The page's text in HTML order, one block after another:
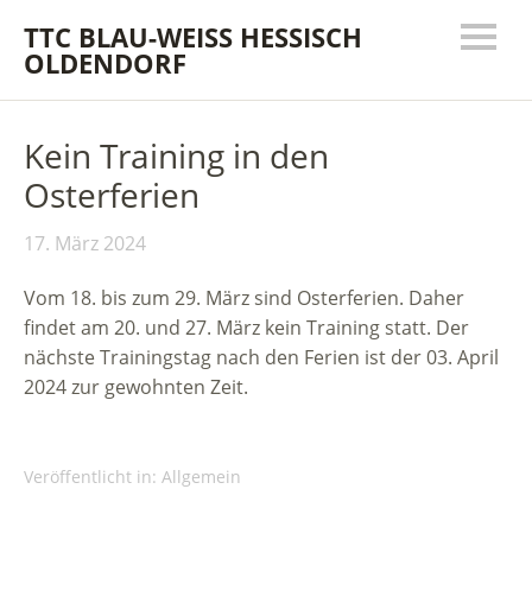
TTC BLAU-WEISS HESSISCH
OLDENDORF
Kein Training in den
Osterferien
17. März 2024
Vom 18. bis zum 29. März sind Osterferien. Daher
findet am 20. und 27. März kein Training statt. Der
nächste Trainingstag nach den Ferien ist der 03. April
2024 zur gewohnten Zeit.
Veröffentlicht in: Allgemein